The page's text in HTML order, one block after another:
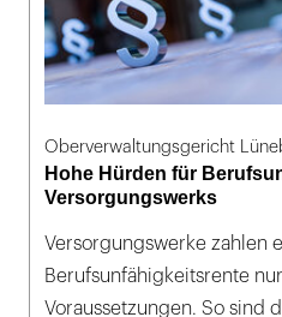
Oberverwaltungsgericht
Hohe Hürden für
Versorgungswerks
Versorgungswerke zahlen
Berufsunfähigkeitsrente
Voraussetzungen. So sind